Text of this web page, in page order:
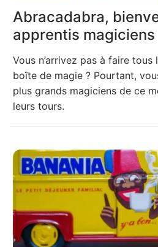
Abracadabra,
apprentis magiciens
Vous n’arrivez pas à faire
boîte de magie ? Pourtant,
plus grands magiciens de ce
leurs tours.